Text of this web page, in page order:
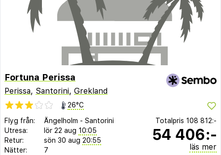
Fortuna Perissa
Perissa, Santorini, Grekland
26°C
Flyg från:
Ängelholm - Santorini
Utresa:
lör 22 aug 10:05
Retur:
sön 30 aug 20:55
Nätter:
7
Totalpris 108 812:-
54 406:-
läs mer